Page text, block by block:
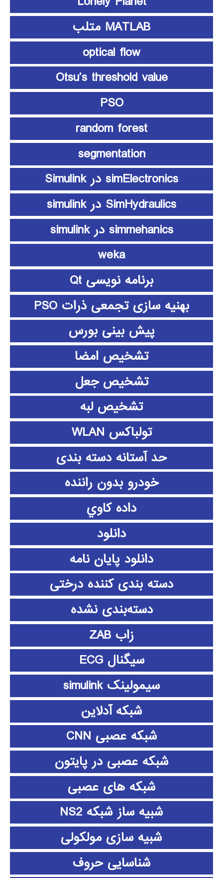
MATLAB متلب
optical flow
Otsu’s threshold value
PSO
random forest
segmentation
simElectronics در Simulink
SimHydraulics در simulink
simmehanics در simulink
weka
برنامه نویسی Qt
بهنیه سازی تجمعی ذرات PSO
پیش بینی بورس
تشخیص امضا
تشخیص جعل
تشخیص لبه
تولباکس WLAN
حد آستانه دسته بندی
خودرو بدون راننده
داده كاوي
دانلود
دانلود پايان نامه
دسته بندی کننده درختی
دسته‌بندی نشده
زاب ZAB
سیگنال ECG
سیمولینک simulink
شبکه آدلاین
شبکه عصبی CNN
شبکه عصبی در پایتون
شبکه های عصبی
شبیه ساز شبکه NS2
شبیه سازی مولکولی
شناسایی حروف